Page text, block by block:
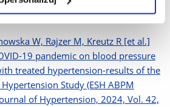
Vol. 82, Supp. III (2024): Zeszyty
s. 342-343
W, Rajzer M, Kreutz R [et al.]
19 pandemic on blood pressure
treated hypertension-results of the
Study (ESH ABPM
of Hypertension, 2024, Vol. 42,